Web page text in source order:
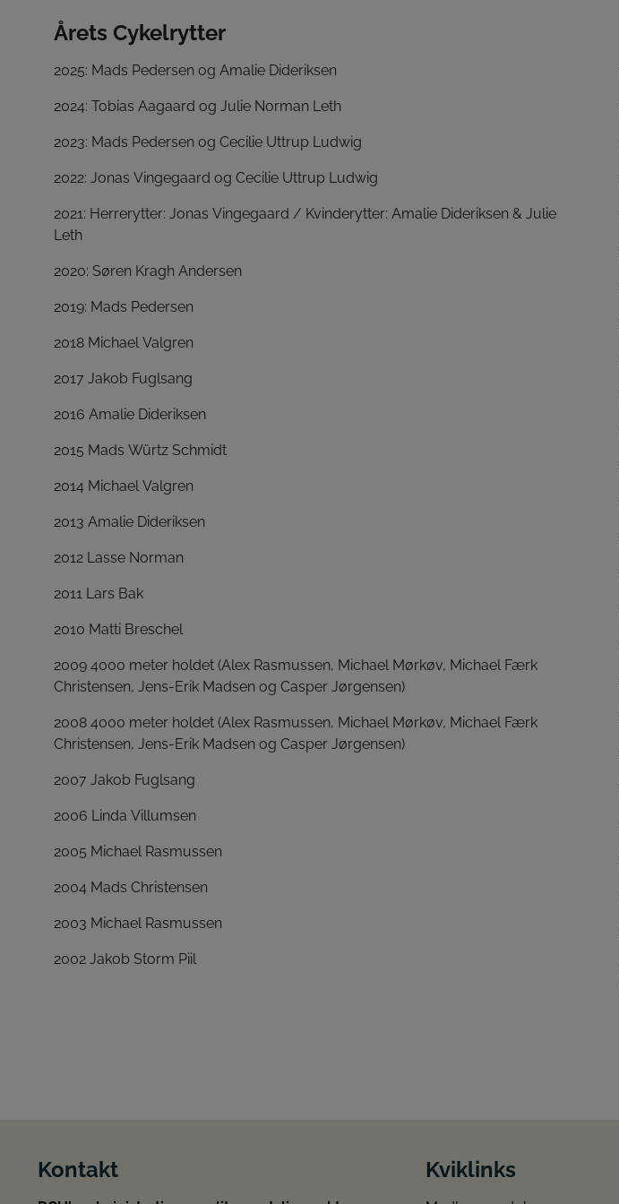
Årets Cykelrytter
2025: Mads Pedersen og Amalie Dideriksen
2024: Tobias Aagaard og Julie Norman Leth
2023: Mads Pedersen og Cecilie Uttrup Ludwig
2022: Jonas Vingegaard og Cecilie Uttrup Ludwig
2021: Herrerytter: Jonas Vingegaard / Kvinderytter: Amalie Dideriksen & Julie
Leth
2020: Søren Kragh Andersen
2019: Mads Pedersen
2018 Michael Valgren
2017 Jakob Fuglsang
2016 Amalie Dideriksen
2015 Mads Würtz Schmidt
2014 Michael Valgren
2013 Amalie Dideriksen
2012 Lasse Norman
2011 Lars Bak
2010 Matti Breschel
2009 4000 meter holdet (Alex Rasmussen, Michael Mørkøv, Michael Færk
Christensen, Jens-Erik Madsen og Casper Jørgensen)
2008 4000 meter holdet (Alex Rasmussen, Michael Mørkøv, Michael Færk
Christensen, Jens-Erik Madsen og Casper Jørgensen)
2007 Jakob Fuglsang
2006 Linda Villumsen
2005 Michael Rasmussen
2004 Mads Christensen
2003 Michael Rasmussen
2002 Jakob Storm Piil
Kontakt Kviklinks